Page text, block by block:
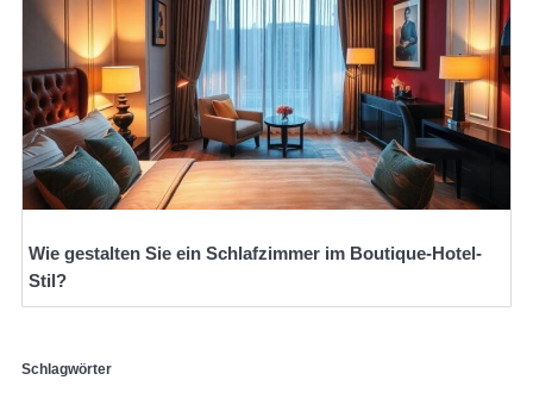
Wie gestalten Sie ein Schlafzimmer im Boutique-Hotel-
Stil?
Schlagwörter